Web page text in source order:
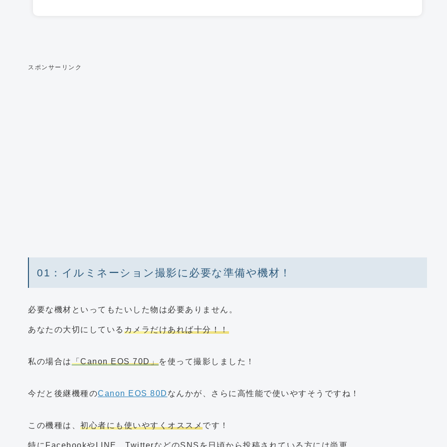
スポンサーリンク
01：イルミネーション撮影に必要な準備や機材！
必要な機材といってもたいした物は必要ありません。
あなたの大切にしている カメラだけあれば十分！！
私の場合は「Canon EOS 70D」を使って撮影しました！
今だと後継機種のCanon EOS 80D なんかが、さらに高性能で使いやすそうですね！
この機種は、 初心者にも使いやすくオススメです！